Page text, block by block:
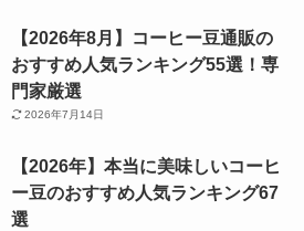
【2026年8月】コーヒー豆通販の
おすすめ人気ランキング55選！専
門家厳選
2026年7月14日
【2026年】本当に美味しいコーヒ
ー豆のおすすめ人気ランキング67
選